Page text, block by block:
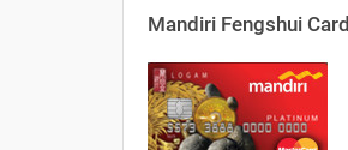
Mandiri Fengshui Card